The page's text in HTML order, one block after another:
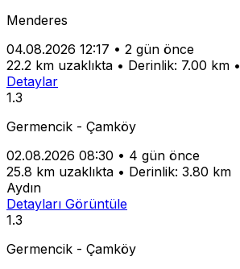
Menderes
04.08.2026 12:17 • 2 gün önce
22.2 km uzaklıkta • Derinlik: 7.00 km •
Detaylar
1.3
Germencik - Çamköy
02.08.2026 08:30 • 4 gün önce
25.8 km uzaklıkta • Derinlik: 3.80 km
Aydın
Detayları Görüntüle
1.3
Germencik - Çamköy